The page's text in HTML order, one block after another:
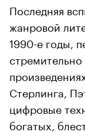
Последняя
жанровой
1990-е годы,
Стерлинга,
цифровые
богатых,